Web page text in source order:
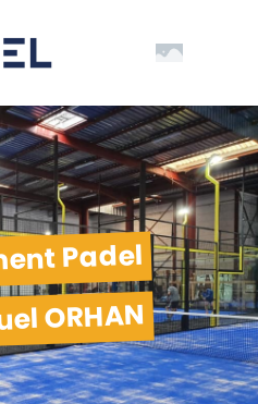
Padel
ORHAN